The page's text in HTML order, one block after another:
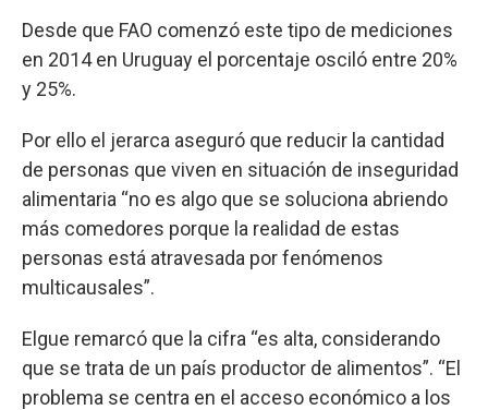
Desde que FAO comenzó este tipo de mediciones
en 2014 en Uruguay el porcentaje osciló entre 20%
y 25%.
Por ello el jerarca aseguró que reducir la cantidad
de personas que viven en situación de inseguridad
alimentaria “no es algo que se soluciona abriendo
más comedores porque la realidad de estas
personas está atravesada por fenómenos
multicausales”.
Elgue remarcó que la cifra “es alta, considerando
que se trata de un país productor de alimentos”. “El
problema se centra en el acceso económico a los